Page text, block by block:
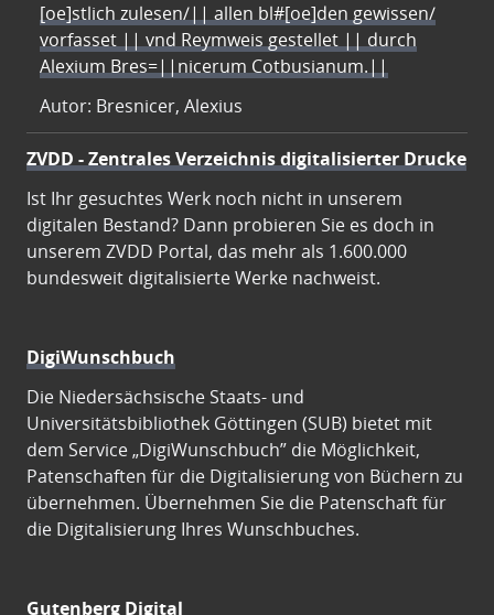
[oe]stlich zulesen/|| allen bl#[oe]den gewissen/
vorfasset || vnd Reymweis gestellet || durch
Alexium Bres=||nicerum Cotbusianum.||
Autor: Bresnicer, Alexius
ZVDD - Zentrales Verzeichnis digitalisierter Drucke
Ist Ihr gesuchtes Werk noch nicht in unserem
digitalen Bestand? Dann probieren Sie es doch in
unserem ZVDD Portal, das mehr als 1.600.000
bundesweit digitalisierte Werke nachweist.
DigiWunschbuch
Die Niedersächsische Staats- und
Universitätsbibliothek Göttingen (SUB) bietet mit
dem Service „DigiWunschbuch” die Möglichkeit,
Patenschaften für die Digitalisierung von Büchern zu
übernehmen. Übernehmen Sie die Patenschaft für
die Digitalisierung Ihres Wunschbuches.
Gutenberg Digital